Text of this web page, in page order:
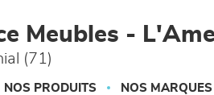
Meubles -
(71)
NOS PRODUITS NOS MARQUES